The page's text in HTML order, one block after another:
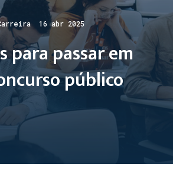
16 abr 2025
para passar em
público